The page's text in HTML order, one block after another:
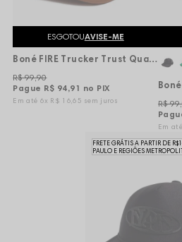
ESGOTOUAVISE-ME
Boné FIRE Trucker Trust Quality - Marrom
Pague R$ 94,91 no PIX
R$ 99,90
6x R$ 16,65 sem juros R$
FRETE GRÁTIS A PARTIR DE
PAULO E REGIÕES